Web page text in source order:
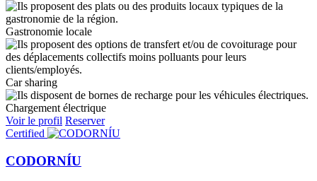
Gastronomie locale
Car sharing
Chargement électrique
Voir le profil Reserver
Certified
CODORNÍU